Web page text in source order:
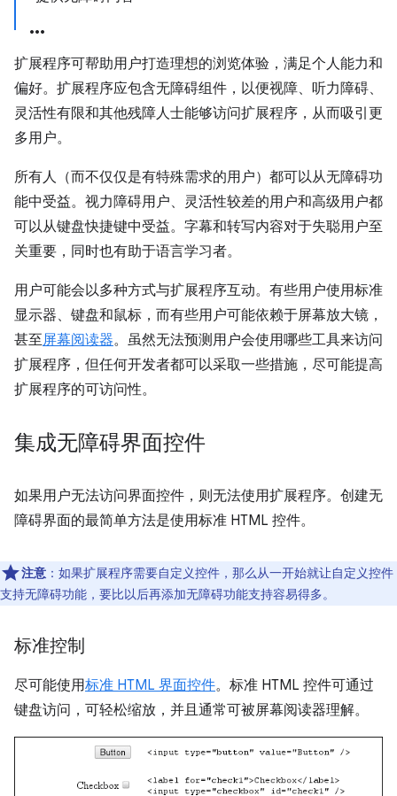
扩展程序可帮助用户打造理想的浏览体验，满足个人能力和
偏好。扩展程序应包含无障碍组件，以便视障、听力障碍、
灵活性有限和其他残障人士能够访问扩展程序，从而吸引更
多用户。
所有人（而不仅仅是有特殊需求的用户）都可以从无障碍功
能中受益。视力障碍用户、灵活性较差的用户和高级用户都
可以从键盘快捷键中受益。字幕和转写内容对于失聪用户至
关重要，同时也有助于语言学习者。
用户可能会以多种方式与扩展程序互动。有些用户使用标准
显示器、键盘和鼠标，而有些用户可能依赖于屏幕放大镜，
甚至屏幕阅读器。虽然无法预测用户会使用哪些工具来访问
扩展程序，但任何开发者都可以采取一些措施，尽可能提高
扩展程序的可访问性。
集成无障碍界面控件
如果用户无法访问界面控件，则无法使用扩展程序。创建无
障碍界面的最简单方法是使用标准 HTML 控件。
注意 ：如果扩展程序需要自定义控件，那么从一开始就让自定义控件
支持无障碍功能，要比以后再添加无障碍功能支持容易得多。
标准控制
尽可能使用标准 HTML 界面控件。标准 HTML 控件可通过
键盘访问，可轻松缩放，并且通常可被屏幕阅读器理解。